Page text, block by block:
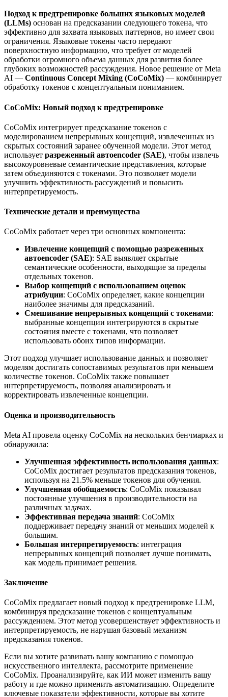
Подход к предтренировке больших языковых моделей
(LLMs) основан на предсказании следующего токена, что
эффективно для захвата языковых паттернов, но имеет свои
ограничения. Языковые токены часто передают
поверхностную информацию, что требует от моделей
обработки огромного объема данных для развития более
глубоких возможностей рассуждения. Новое решение от Meta
AI — Continuous Concept Mixing (CoCoMix) — комбинирует
обработку токенов с концептуальным пониманием.
CoCoMix: Новый подход к предтренировке
CoCoMix интегрирует предсказание токенов с
моделированием непрерывных концепций, извлеченных из
скрытых состояний заранее обученной модели. Этот метод
использует разреженный автоencoder (SAE), чтобы извлечь
высокоуровневые семантические представления, которые
затем объединяются с токенами. Это позволяет модели
улучшить эффективность рассуждений и повысить
интерпретируемость.
Технические детали и преимущества
CoCoMix работает через три основных компонента:
Извлечение концепций с помощью разреженных
автоencoder (SAE): SAE выявляет скрытые
семантические особенности, выходящие за пределы
отдельных токенов.
Выбор концепций с использованием оценок
атрибуции: CoCoMix определяет, какие концепции
наиболее значимы для предсказаний.
Смешивание непрерывных концепций с токенами:
выбранные концепции интегрируются в скрытые
состояния вместе с токенами, что позволяет
использовать обоих типов информации.
Этот подход улучшает использование данных и позволяет
моделям достигать сопоставимых результатов при меньшем
количестве токенов. CoCoMix также повышает
интерпретируемость, позволяя анализировать и
корректировать извлеченные концепции.
Оценка и производительность
Meta AI провела оценку CoCoMix на нескольких бенчмарках и
обнаружила:
Улучшенная эффективность использования данных:
CoCoMix достигает результатов предсказания токенов,
используя на 21.5% меньше токенов для обучения.
Улучшенная обобщаемость: CoCoMix показывал
постоянные улучшения в производительности на
различных задачах.
Эффективная передача знаний: CoCoMix
поддерживает передачу знаний от меньших моделей к
большим.
Большая интерпретируемость: интеграция
непрерывных концепций позволяет лучше понимать,
как модель принимает решения.
Заключение
CoCoMix предлагает новый подход к предтренировке LLM,
комбинируя предсказание токенов с концептуальным
рассуждением. Этот метод усовершенствует эффективность и
интерпретируемость, не нарушая базовый механизм
предсказания токенов.
Если вы хотите развивать вашу компанию с помощью
искусственного интеллекта, рассмотрите применение
CoCoMix. Проанализируйте, как ИИ может изменить вашу
работу и где можно применить автоматизацию. Определите
ключевые показатели эффективности, которые вы хотите